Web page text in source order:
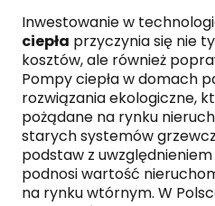
Inwestowanie w
ciepła przyczynia się nie
kosztów, ale również
Pompy ciepła w domach
rozwiązania ekologiczne,
pożądane na rynku
starych systemów
podstaw z
podnosi wartość
na rynku wtórnym. W